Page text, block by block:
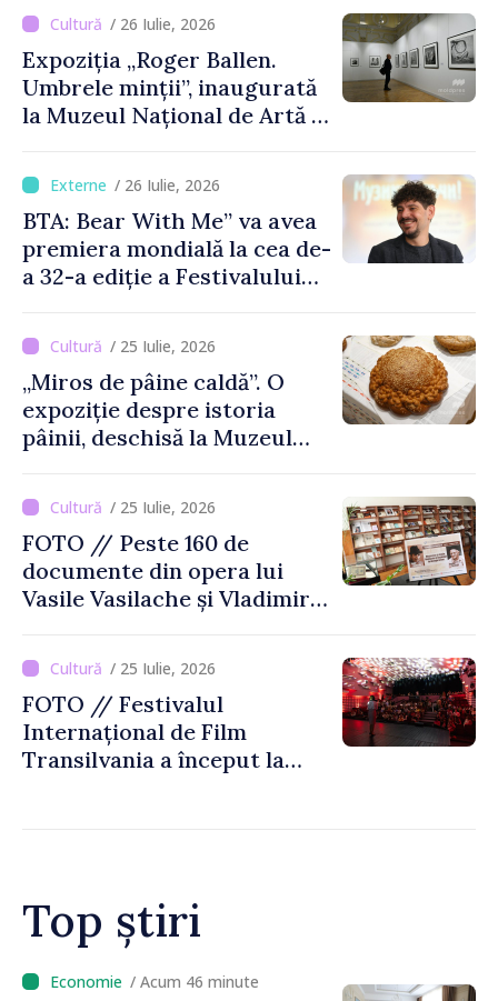
/ 26 Iulie, 2026
Expoziția „Roger Ballen.
Umbrele minții”, inaugurată
la Muzeul Național de Artă al
/ 26 Iulie, 2026
BTA: Bear With Me” va avea
premiera mondială la cea de-
a 32-a ediție a Festivalului
august
/ 25 Iulie, 2026
„Miros de pâine caldă”. O
expoziție despre istoria
pâinii, deschisă la Muzeul
Moldovei
/ 25 Iulie, 2026
FOTO // Peste 160 de
documente din opera lui
Vasile Vasilache și Vladimir
Biblioteca Națională
/ 25 Iulie, 2026
FOTO // Festivalul
Internațional de Film
Transilvania a început la
Top știri
/ Acum 14 minute